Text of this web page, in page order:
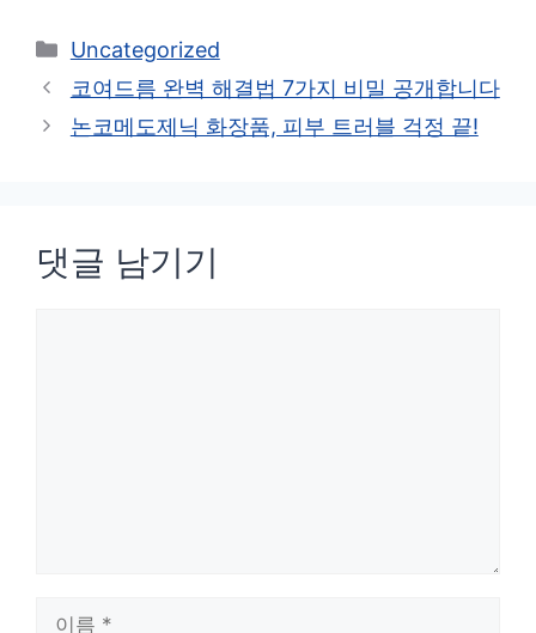
카
테
리
Uncategorized
코여드름 완벽 해결법 7가지 비밀 공개합니다
논코메도제닉 화장품, 피부 트러블 걱정 끝!
댓글 남기기